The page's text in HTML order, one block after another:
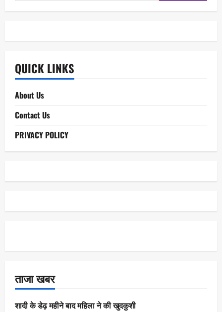
for:
QUICK LINKS
About Us
Contact Us
PRIVACY POLICY
ताजा खबर
शादी के डेढ़ महीने बाद महिला ने की खुदकुशी